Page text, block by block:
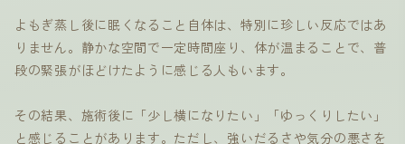
よもぎ蒸し後に眠くなること自体は、特別に珍しい反応ではあ
りません。静かな空間で一定時間座り、体が温まることで、普
段の緊張がほどけたように感じる人もいます。
その結果、施術後に「少し横になりたい」「ゆっくりしたい」
と感じることがあります。ただし、強いだるさや気分の悪さを